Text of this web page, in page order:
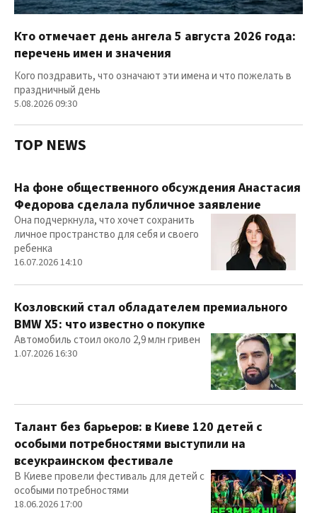
Кто отмечает день ангела 5 августа 2026 года:
перечень имен и значения
Кого поздравить, что означают эти имена и что пожелать в
праздничный день
5.08.2026 09:30
TOP NEWS
На фоне общественного обсуждения Анастасия
Федорова сделала публичное заявление
Она подчеркнула, что хочет сохранить
личное пространство для себя и своего
ребенка
16.07.2026 14:10
Козловский стал обладателем премиального
BMW X5: что известно о покупке
Автомобиль стоил около 2,9 млн гривен
1.07.2026 16:30
Талант без барьеров: в Киеве 120 детей с
особыми потребностями выступили на
всеукраинском фестивале
В Киеве провели фестиваль для детей с
особыми потребностями
18.06.2026 17:00